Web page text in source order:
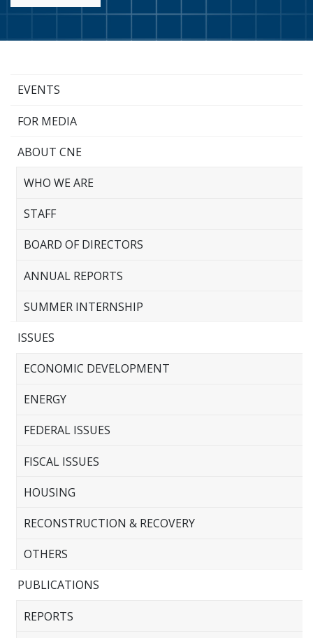
EVENTS
FOR MEDIA
ABOUT CNE
WHO WE ARE
STAFF
BOARD OF DIRECTORS
ANNUAL REPORTS
SUMMER INTERNSHIP
ISSUES
ECONOMIC DEVELOPMENT
ENERGY
FEDERAL ISSUES
FISCAL ISSUES
HOUSING
RECONSTRUCTION & RECOVERY
OTHERS
PUBLICATIONS
REPORTS